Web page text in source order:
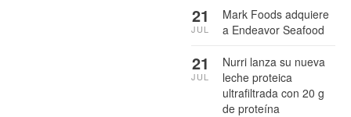
Mark Foods adquiere
a Endeavor Seafood
21
JUL
Nurri lanza su nueva
leche proteica
ultrafiltrada con 20 g
de proteína
21
JUL